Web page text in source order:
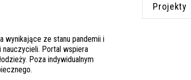
wynikające ze stanu pandemii i
Portal wspiera
Poza indywidualnym
Projekty